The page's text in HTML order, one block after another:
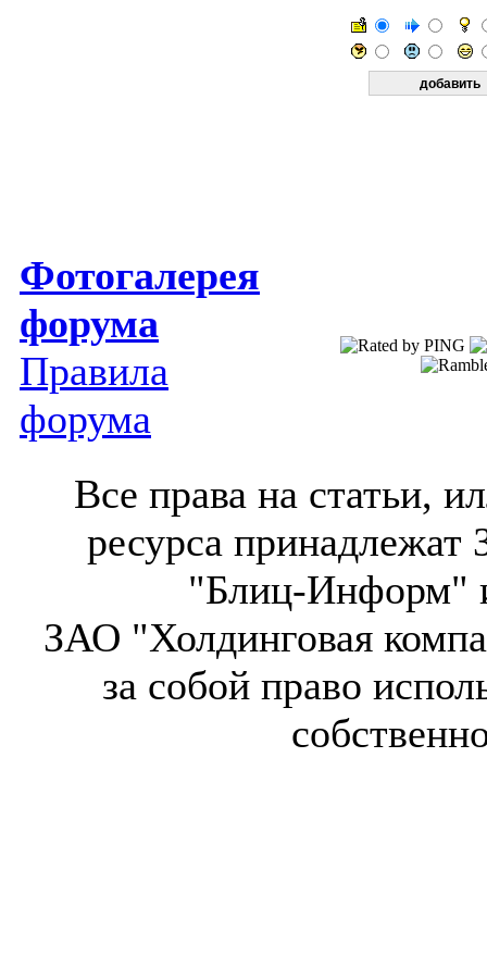
Фотогалерея
форума
Правила
форума
Все права на статьи,
ресурса
"Блиц-Информ"
ЗАО "Холдинговая
за собой право